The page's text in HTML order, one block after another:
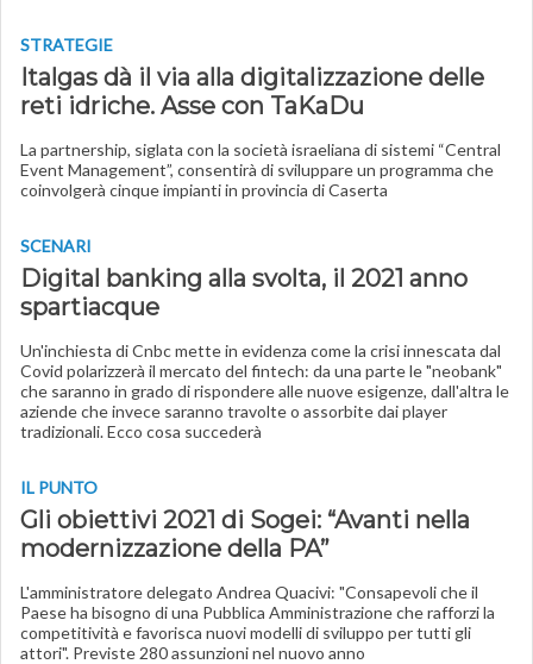
STRATEGIE
Italgas dà il via alla digitalizzazione delle
reti idriche. Asse con TaKaDu
La partnership, siglata con la società israeliana di sistemi “Central
Event Management”, consentirà di sviluppare un programma che
coinvolgerà cinque impianti in provincia di Caserta
SCENARI
Digital banking alla svolta, il 2021 anno
spartiacque
Un'inchiesta di Cnbc mette in evidenza come la crisi innescata dal
Covid polarizzerà il mercato del fintech: da una parte le "neobank"
che saranno in grado di rispondere alle nuove esigenze, dall'altra le
aziende che invece saranno travolte o assorbite dai player
tradizionali. Ecco cosa succederà
IL PUNTO
Gli obiettivi 2021 di Sogei: “Avanti nella
modernizzazione della PA”
L'amministratore delegato Andrea Quacivi: "Consapevoli che il
Paese ha bisogno di una Pubblica Amministrazione che rafforzi la
competitività e favorisca nuovi modelli di sviluppo per tutti gli
attori". Previste 280 assunzioni nel nuovo anno